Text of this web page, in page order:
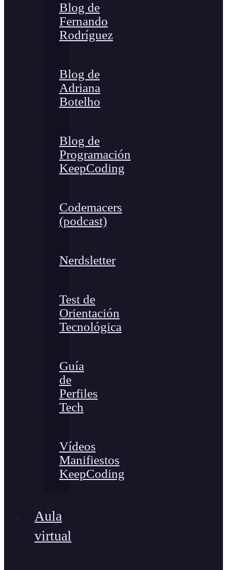
Blog de
Fernando
Rodríguez
Blog de
Adriana
Botelho
Blog de
Programación
KeepCoding
Codemacers
(podcast)
Nerdsletter
Test de
Orientación
Tecnológica
Guía
de
Perfiles
Tech
Vídeos
Manifiestos
KeepCoding
Aula
virtual